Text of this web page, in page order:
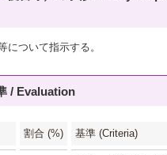
について指示する。
/ Evaluation
割合 (%) 基準 (Criteria)